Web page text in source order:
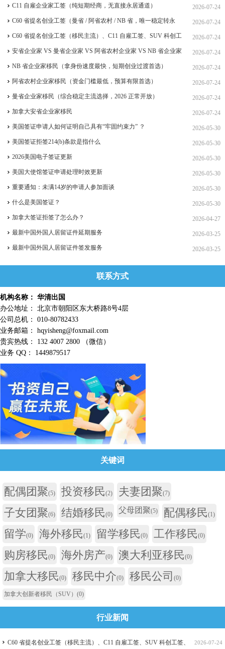
2026-07-24
C11 自雇企业家工签（纯短期经商，无直接永居通道）
2026-07-24
C60 省提名创业工签（曼省 / 阿省农村 / NB 省，唯一稳定转永
居，重点） 2026-07-24
C60 省提名创业工签（移民主流）、C11 自雇工签、SUV 科创工
签、ICT 跨国高管工签 2026-07-24
安省企业家 VS 曼省企业家 VS 阿省农村企业家 VS NB 省企业家
四合一详细对比（2026 年 7 月最新官方政策） 2026-07-24
NB 省企业家移民（拿身份速度最快，短期创业过渡首选）
2026-07-24
阿省农村企业家移民（资金门槛最低，预算有限首选）
2026-07-24
曼省企业家移民（综合稳定主流选择，2026 正常开放）
2026-07-24
加拿大安省企业家移民
2026-05-30
美国签证申请人如何证明自己具有“牢固约束力” ？
2026-05-30
美国签证拒签214(b)条款是指什么
2026-05-30
2026美国电子签证更新
2026-05-30
美国大使馆签证申请处理时效更新
2026-05-30
重要通知：未满14岁的申请人参加面谈
2026-05-30
什么是美国签证？
2026-04-27
加拿大签证拒签了怎么办？
2026-03-25
最新中国外国人居留证件延期服务
2026-03-25
最新中国外国人居留证件签发服务
联系方式
机构名称： 华清出国
办公地址： 北京市朝阳区东大桥路8号4层
公司总机： 010-80782433
业务邮箱： hqyisheng@foxmail.com
贵宾热线： 132 4007 2800 （微信）
业务 QQ： 1449879517
关键词
配偶团聚(5) 投资移民(2) 夫妻团聚(7)
子女团聚(6) 结婚移民(0) 父母团聚(5) 配偶移民(1)
留学(0) 海外移民(1) 留学移民(0) 工作移民(0)
购房移民(0) 海外房产(0) 澳大利亚移民(0)
加拿大移民(0) 移民中介(0) 移民公司 (0)
加拿大创新者移民（SUV） (0)
行业新闻
2026-07-24
C60 省提名创业工签（移民主流）、C11 自雇工签、SUV 科创工签、